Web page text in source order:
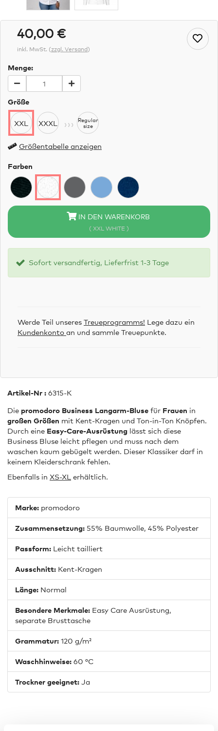
40,00 €
inkl. MwSt. (zzgl. Versand)
Menge:
Größe
XXL XXXL ›››
Regular
size
Größentabelle anzeigen
Farben
IN DEN WARENKORB
( XXL WHITE )
Sofort versandfertig, Lieferfrist 1-3 Tage
Werde Teil unseres Treueprogramms! Lege dazu ein
Kundenkonto an und sammle Treuepunkte.
Artikel-Nr : 6315-K
Die promodoro Business Langarm-Bluse für Frauen in
großen Größen mit Kent-Kragen und Ton-in-Ton Knöpfen.
Durch eine Easy-Care-Ausrüstung lässt sich diese
Business Bluse leicht pflegen und muss nach dem
waschen kaum gebügelt werden. Dieser Klassiker darf in
keinem Kleiderschrank fehlen.
Ebenfalls in XS-XL erhältlich.
Marke: promodoro
Zusammensetzung: 55% Baumwolle, 45% Polyester
Passform: Leicht tailliert
Ausschnitt: Kent-Kragen
Länge: Normal
Besondere Merkmale: Easy Care Ausrüstung,
separate Brusttasche
Grammatur: 120 g/m²
Waschhinweise: 60 °C
Trockner geeignet: Ja